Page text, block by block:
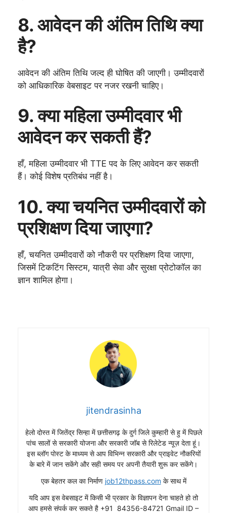
8. आवेदन की अंतिम तिथि क्या
है?
आवेदन की अंतिम तिथि जल्द ही घोषित की जाएगी। उम्मीदवारों
को आधिकारिक वेबसाइट पर नजर रखनी चाहिए।
9. क्या महिला उम्मीदवार भी
आवेदन कर सकती हैं?
हाँ, महिला उम्मीदवार भी TTE पद के लिए आवेदन कर सकती
हैं। कोई विशेष प्रतिबंध नहीं है।
10. क्या चयनित उम्मीदवारों को
प्रशिक्षण दिया जाएगा?
हाँ, चयनित उम्मीदवारों को नौकरी पर प्रशिक्षण दिया जाएगा,
जिसमें टिकटिंग सिस्टम, यात्री सेवा और सुरक्षा प्रोटोकॉल का
ज्ञान शामिल होगा।
jitendrasinha
हेलो दोस्त में जितेंद्र सिन्हा में छत्तीसगढ़ के दुर्ग जिले कुम्हारी से हु में पिछले
पांच सालों से सरकारी योजना और सरकारी जॉब से रिलेटेड न्यूज़ देता हूं।
इस ब्लॉग पोस्ट के माध्यम से आप विभिन्न सरकारी और प्राइवेट नौकरियों
के बारे में जान सकेंगे और सही समय पर अपनी तैयारी शुरू कर सकेंगे।
एक बेहतर कल का निर्माण job12thpass.com के साथ में
यदि आप इस वेबसाइट में किसी भी प्रकार के विज्ञापन देना चाहते हो तो
आप हमसे संपर्क कर सकते है +91 84356-84721 Gmail ID –